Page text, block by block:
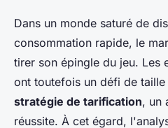
Quels types
prédictives
stratégie de
service
vidéo?
Dans un monde saturé de
consommation rapide, le
tirer son épingle du jeu. Les
ont toutefois un défi de
stratégie de tarification, un
réussite. À cet égard,